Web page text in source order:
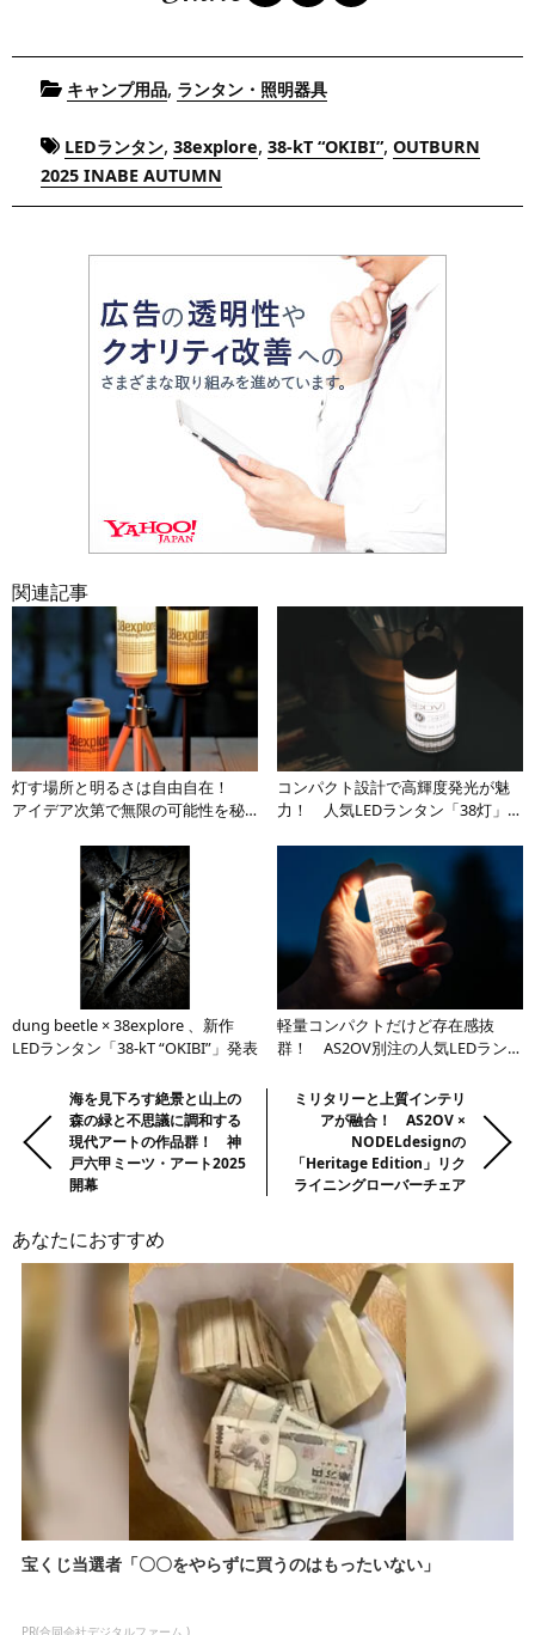
Posted
キャンプ用品, ランタン・照明器具
Tagged
LEDランタン, 38explore, 38-kT “OKIBI”, OUTBURN
2025 INABE AUTUMN
関連記事
灯す場所と明るさは自由自在！
アイデア次第で無限の可能性を秘
コンパクト設計で高輝度発光が魅
力！ 人気LEDランタン「38灯」の
dung beetle × 38explore 、新作
LEDランタン「38-kT “OKIBI”」発表
軽量コンパクトだけど存在感抜
群！ AS2OV別注の人気LEDランタ
の
の
Previous:海を見下ろす絶景と山上の
森の緑と不思議に調和する
現代アートの作品群！ 神
戸六甲ミーツ・アート2025
開幕
Next:ミリタリーと上質インテリ
アが融合！ AS2OV ×
NODELdesignの
「Heritage Edition」リク
ライニングローバーチェア
あなたにおすすめ
宝くじ当選者「〇〇をやらずに買うのはもったいない」
PR(合同会社デジタルファーム )